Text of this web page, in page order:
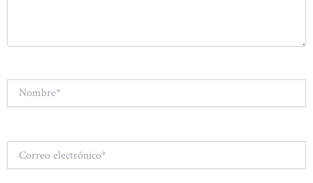
electrónico*